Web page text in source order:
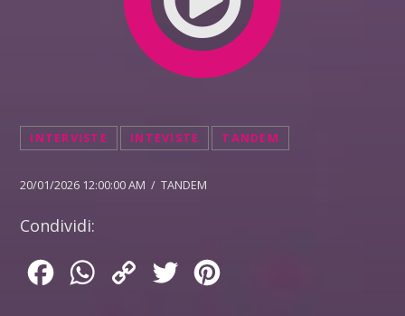
INTERVISTE INTEVISTE TANDEM
20/01/2026 12:00:00 AM / TANDEM
Condividi:
FacebookWhatsApp
Copy
Twitter